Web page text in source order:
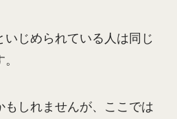
じめられている人は同じ
もしれませんが、ここでは